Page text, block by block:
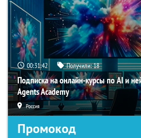
00:31:41 Получили:18
Подписка на онлайн-курсы по AI и
Agents Academy
Россия
Промокод